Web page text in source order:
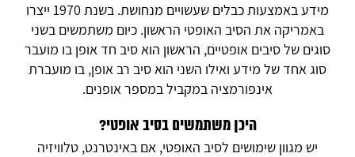
מידע באמצעות כבלים שעשויים מנחושת. בשנת 1970 ייצרו
באמריקה את הסיב האופטי הראשון. כיום משתמשים בשני
סוגים של סיבים אופטיים, הראשון הוא סיב חד אופן בו מועבר
סוג אחד של מידע ואילו השני הוא סיב רב אופן, בו מועברת
אינפורמציה במקביל במספר אופנים.
היכן משתמשים בסיב אופטי?
יש מגוון שימושים לסיב האופטי, אם באינטרנט, טלוויזיה